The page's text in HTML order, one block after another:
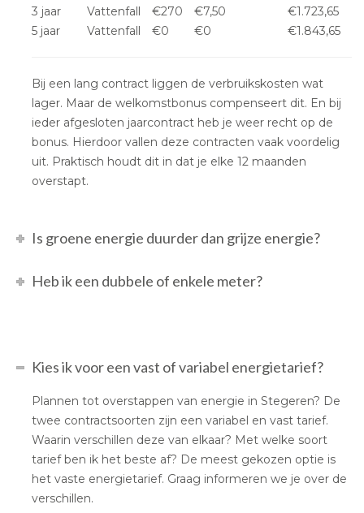
3 jaar
Vattenfall €270 €7,50
€1.723,65
5 jaar
Vattenfall €0 €0 €1.843,65
Bij een lang contract liggen de verbruikskosten wat
lager. Maar de welkomstbonus compenseert dit. En bij
ieder afgesloten jaarcontract heb je weer recht op de
bonus. Hierdoor vallen deze contracten vaak voordelig
uit. Praktisch houdt dit in dat je elke 12 maanden
overstapt.
Is groene energie duurder dan grijze energie?
Heb ik een dubbele of enkele meter?
Kies ik voor een vast of variabel energietarief?
Plannen tot overstappen van energie in Stegeren? De
twee contractsoorten zijn een variabel en vast tarief.
Waarin verschillen deze van elkaar? Met welke soort
tarief ben ik het beste af? De meest gekozen optie is
het vaste energietarief. Graag informeren we je over de
verschillen.